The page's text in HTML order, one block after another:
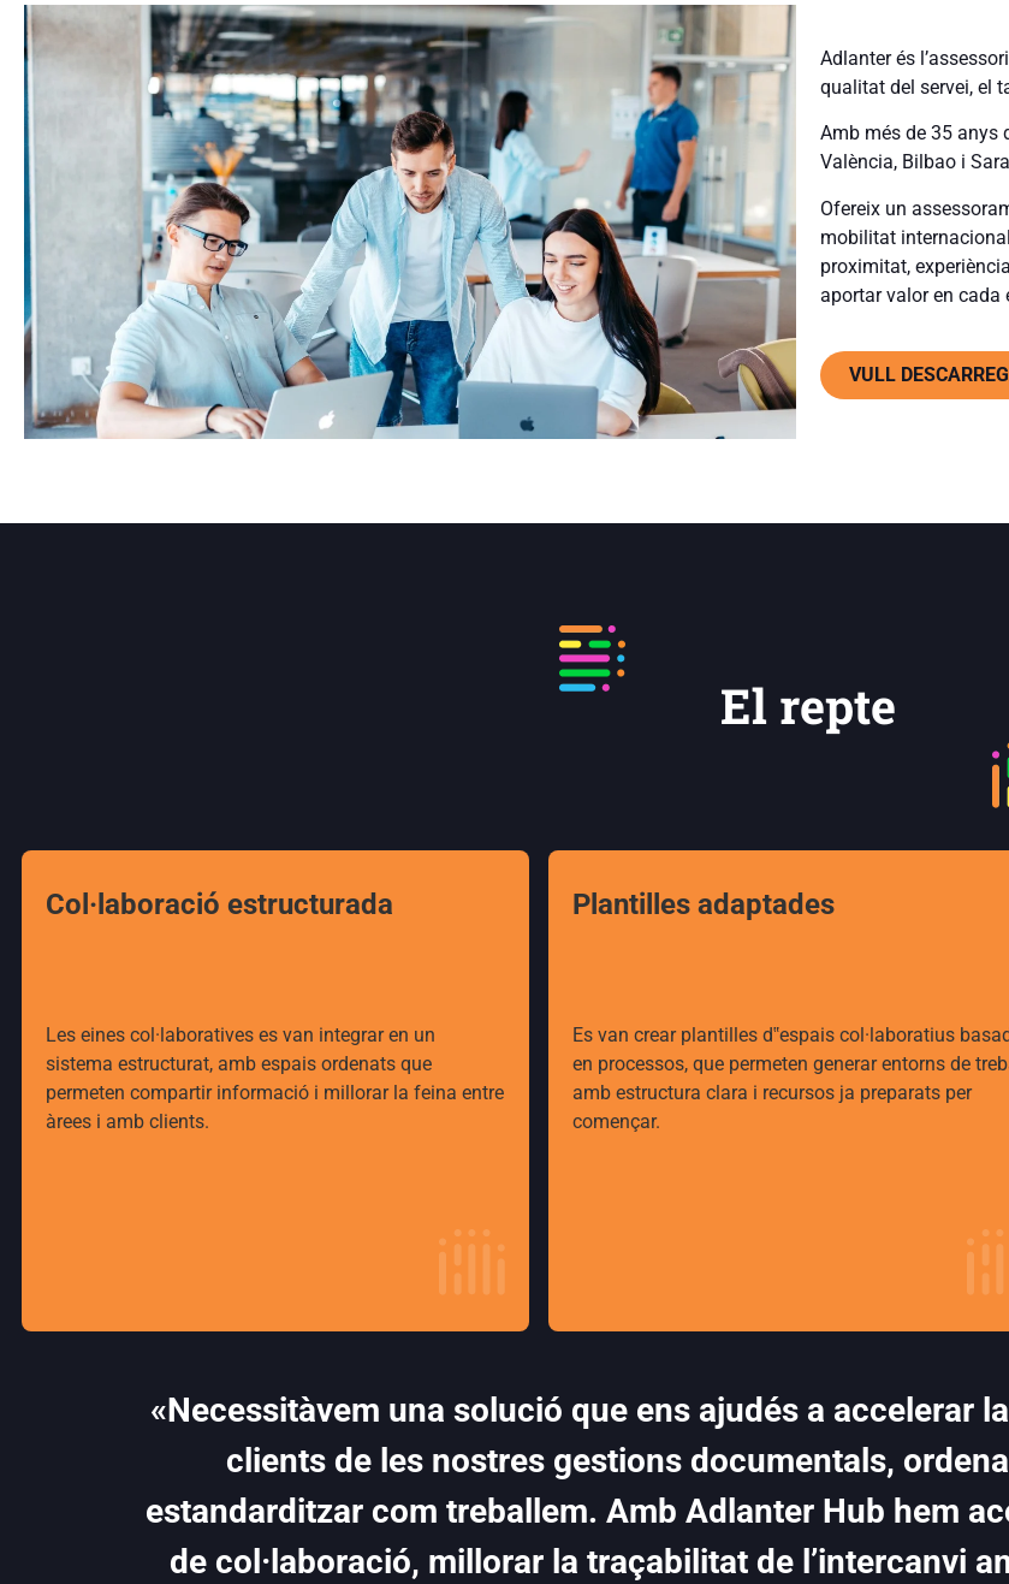
Adlanter és
qualitat del servei, el
Amb més de 35 anys
València, Bilbao i
Ofereix un
mobilitat
proximitat,
aportar valor en cada
VULL
El repte
Col·laboració estructurada
Les eines col·laboratives es van integrar en un
sistema estructurat, amb espais ordenats que
permeten compartir informació i millorar la feina entre
àrees i amb clients.
Plantilles adaptades
Es van crear plantilles d‟espais col·laboratius
en processos, que permeten generar entorns de
amb estructura clara i recursos ja preparats per
començar.
«Necessitàvem una solució que ens ajudés a accelerar
clients de les nostres gestions documentals,
estandarditzar com treballem. Amb Adlanter Hub hem
de col·laboració, millorar la traçabilitat de l’intercanvi